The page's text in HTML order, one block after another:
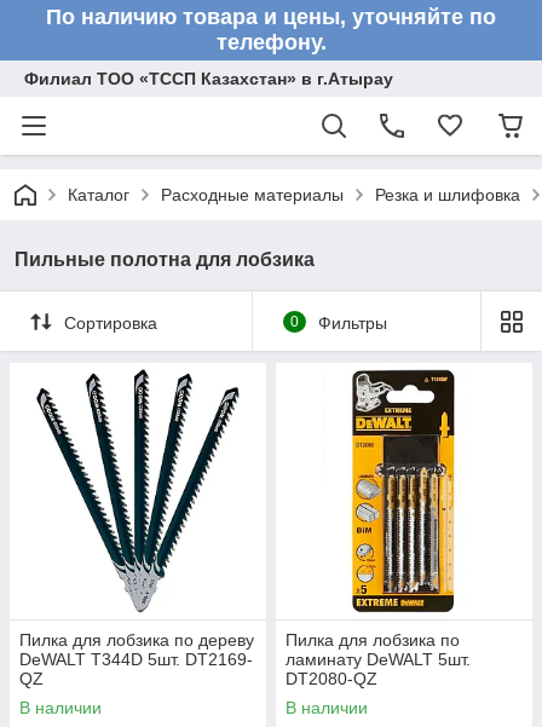
По наличию товара и цены, уточняйте по
телефону.
Филиал ТОО «ТССП Казахстан» в г.Атырау
Каталог Расходные материалы Резка и шлифовка
Пильные полотна для лобзика
Сортировка 0 Фильтры
Пилка для лобзика по дереву
DeWALT T344D 5шт. DT2169-
QZ
В наличии
Пилка для лобзика по
ламинату DeWALT 5шт.
DT2080-QZ
В наличии